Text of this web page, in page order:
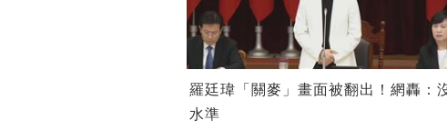
羅廷瑋「關麥」畫面被翻出！網轟：
水準